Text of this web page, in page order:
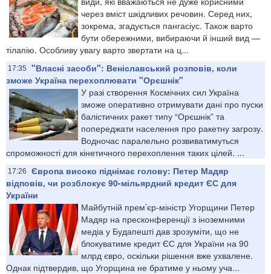
через вміст шкідливих речовин. Серед них,
зокрема, згадується пангасіус. Також варто
бути обережними, вибираючи й інший вид —
тілапію. Особливу увагу варто звертати на ц...
17:35
"Власні засоби": Веніславський розповів, коли
зможе Україна перехоплювати "Орєшнік"
У разі створення Космічних сил Україна
зможе оперативно отримувати дані про пуски
балістичних ракет типу “Орєшнік” та
попереджати населення про ракетну загрозу.
Водночас паралельно розвиватимуться
спроможності для кінетичного перехоплення таких цілей. ...
17:26
Європа високо піднімає голову: Петер Мадяр
відповів, чи розблокує 90-мільярдний кредит ЄС для
України
Майбутній прем’єр-міністр Угорщини Петер
Мадяр на пресконференції з іноземними
медіа у Будапешті дав зрозуміти, що не
блокуватиме кредит ЄС для України на 90
млрд євро, оскільки рішення вже ухвалене.
Однак підтвердив, що Угорщина не братиме у ньому уча...